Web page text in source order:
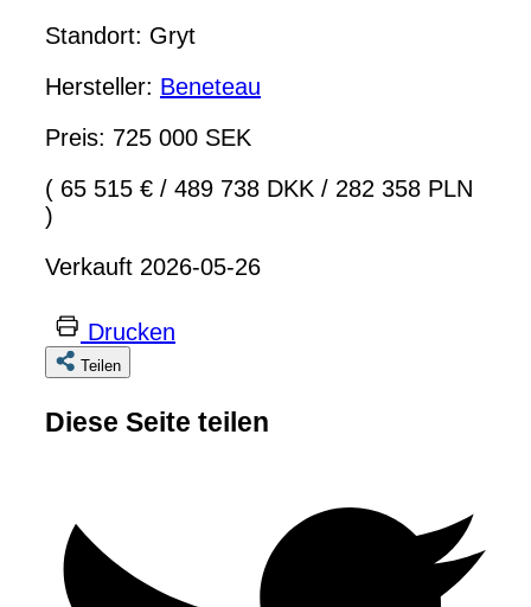
Standort: Gryt
Hersteller: Beneteau
Preis: 725 000 SEK
( 65 515 € / 489 738 DKK / 282 358 PLN
)
Verkauft 2026-05-26
Drucken
Teilen
Diese Seite teilen